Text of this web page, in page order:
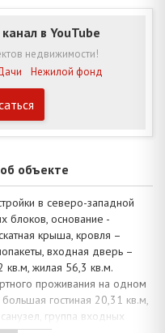
в YouTube
недвижимости!
Нежилой фонд
объекте
в северо-западной
блоков, основание -
крыша, кровля –
входная дверь –
кв.м, жилая 56,3 кв.м.
проживания на одном
гостиная 20,31 кв.м,
группа входных